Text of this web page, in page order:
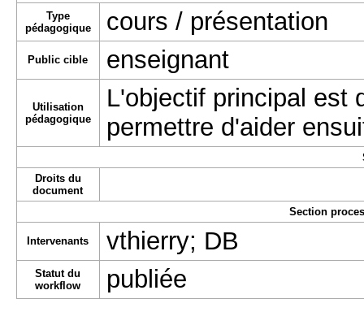
Type
pédagogique
cours / présentation
Public cible enseignant
Utilisation
pédagogique
L'objectif principal est
permettre d'aider
Droits du
document
Section
Intervenants vthierry; DB
Statut du
workflow
publiée